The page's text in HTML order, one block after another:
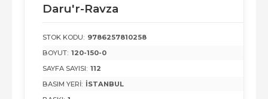
Daru'r-Ravza
STOK KODU: 9786257810258
BOYUT: 120-150-0
SAYFA SAYISI: 112
BASIM YERI: İSTANBUL